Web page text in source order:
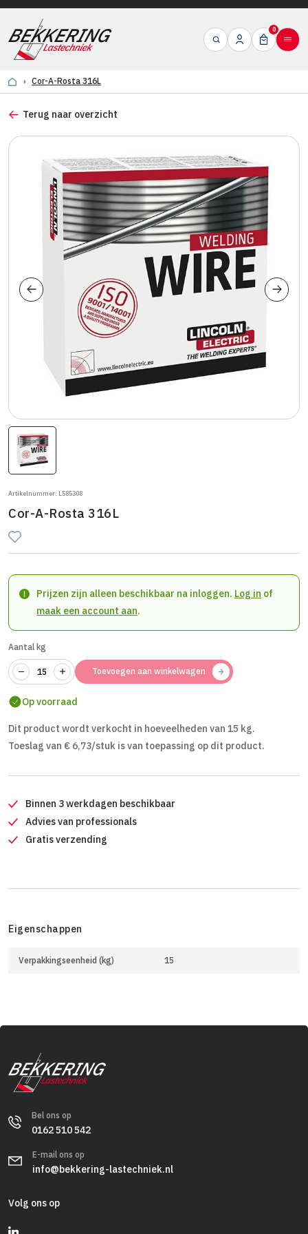
0
Cor-A-Rosta 316L
Terug naar overzicht
Artikelnummer: L585308
Cor-A-Rosta 316L
Prijzen zijn alleen beschikbaar na inloggen. Log in of
maak een account aan.
Aantal kg
Toevoegen aan winkelwagen
Op voorraad
Dit product wordt verkocht in hoeveelheden van 15 kg.
Toeslag van € 6,73/stuk is van toepassing op dit product.
Binnen 3 werkdagen beschikbaar
Advies van professionals
Gratis verzending
Eigenschappen
Verpakkingseenheid (kg) 15
Bel ons op
0162 510 542
E-mail ons op
info@bekkering-lastechniek.nl
Volg ons op